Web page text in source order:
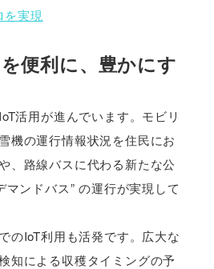
を実現
便利に、豊かにす
活用が進んでいます。モビリ
機の運行情報状況を住民にお
、路線バスに代わる新たな公
マンドバス” の運行が実現して
のIoT利用も活発です。広大な
知による収穫タイミングの予